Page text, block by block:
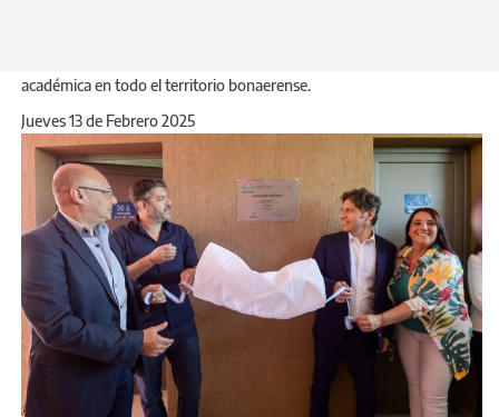
académica en todo el territorio bonaerense.
Jueves 13 de Febrero 2025